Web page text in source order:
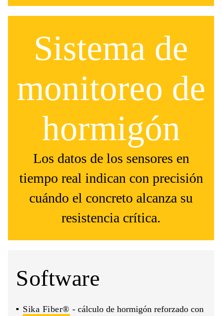
Sistema de
monitoreo de
hormigón
Los datos de los sensores en
tiempo real indican con precisión
cuándo el concreto alcanza su
resistencia crítica.
Software
Sika Fiber® - cálculo de hormigón reforzado con